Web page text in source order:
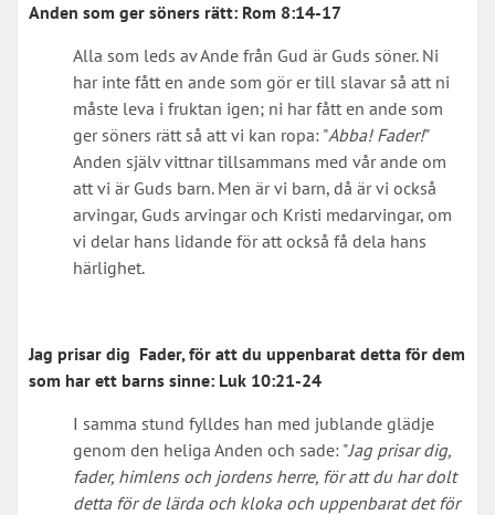
Anden som ger söners rätt: Rom 8:14-17
Alla som leds av Ande från Gud är Guds söner. Ni
har inte fått en ande som gör er till slavar så att ni
måste leva i fruktan igen; ni har fått en ande som
ger söners rätt så att vi kan ropa: "Abba! Fader!"
Anden själv vittnar tillsammans med vår ande om
att vi är Guds barn. Men är vi barn, då är vi också
arvingar, Guds arvingar och Kristi medarvingar, om
vi delar hans lidande för att också få dela hans
härlighet.
Jag prisar dig Fader, för att du uppenbarat detta för dem
som har ett barns sinne: Luk 10:21-24
I samma stund fylldes han med jublande glädje
genom den heliga Anden och sade: "Jag prisar dig,
fader, himlens och jordens herre, för att du har dolt
detta för de lärda och kloka och uppenbarat det för